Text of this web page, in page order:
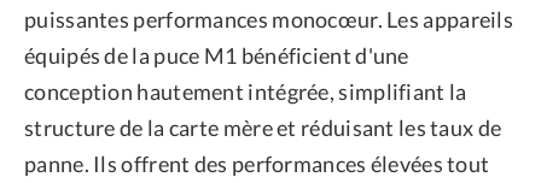
puissantes performances monocœur. Les appareils
équipés de la puce M1 bénéficient d'une
conception hautement intégrée, simplifiant la
structure de la carte mère et réduisant les taux de
panne. Ils offrent des performances élevées tout